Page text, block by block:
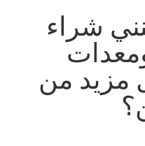
شراء
مزيد من